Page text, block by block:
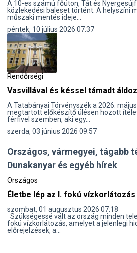
​A 10-es számú főúton, Tát és
közlekedési baleset történt. A helyszíni
műszaki mentés ideje...
péntek, 10 július 2026 07:37
Rendőrségi
Vasvillával és késsel támadt
A Tatabányai Törvényszék a 2026.
megtartott előkészítő ülésen hozott
férfivel szemben, aki egy...
szerda, 03 június 2026 09:57
Országos, vármegyei, tágabb
Dunakanyar és egyéb hírek
Országos
Életbe lép az I. fokú vízkorlátozás
szombat, 01 augusztus 2026 07:18
Szükségessé vált az ország minden
fokú vízkorlátozás, amelyet a jelenlegi
előrejelzések, a...